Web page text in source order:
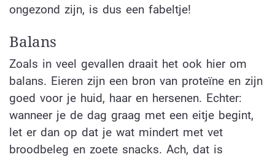
ongezond zijn, is dus een fabeltje!
Balans
Zoals in veel gevallen draait het ook hier om
balans. Eieren zijn een bron van proteïne en zijn
goed voor je huid, haar en hersenen. Echter:
wanneer je de dag graag met een eitje begint,
let er dan op dat je wat mindert met vet
broodbeleg en zoete snacks. Ach, dat is